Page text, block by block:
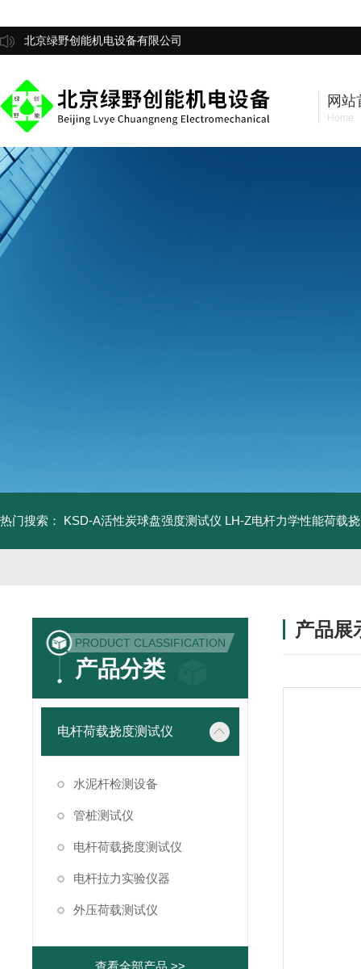
北京绿野创能机电设备有限公司
网站
Home
热门搜索： KSD-A活性炭球盘强度测试仪 LH-Z电杆力学性能荷载
PRODUCT CLASSIFICATION
产品分类
电杆荷载挠度测试仪
水泥杆检测设备
管桩测试仪
电杆荷载挠度测试仪
电杆拉力实验仪器
外压荷载测试仪
查看全部产品 >>
产品展